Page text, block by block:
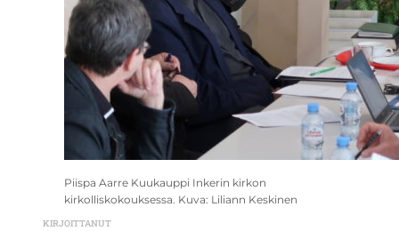
Piispa Aarre Kuukauppi Inkerin kirkon
kirkolliskokouksessa. Kuva: Liliann Keskinen
KIRJOITTANUT